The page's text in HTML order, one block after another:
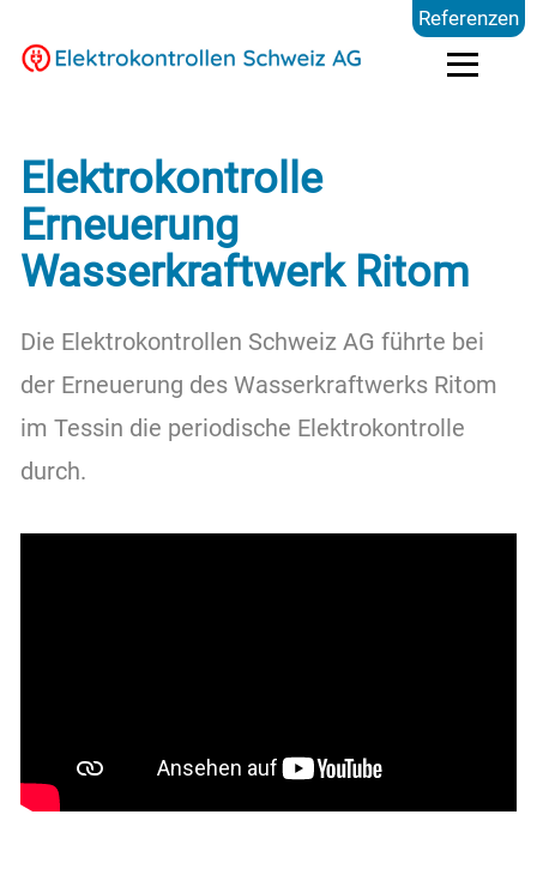
Elektrokontrollen
Branchen
FAQ
Blog
Elektrokontrolle
Erneuerung
Wasserkraftwerk Ritom
Die Elektrokontrollen Schweiz AG führte bei
der Erneuerung des Wasserkraftwerks Ritom
im Tessin die periodische Elektrokontrolle
durch.
Referenzen